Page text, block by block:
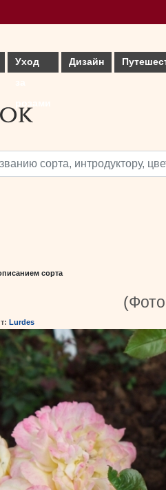
Уход
Дизайн
сорта
Lurdes